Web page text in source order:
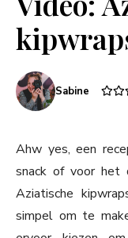
Sabine
Ahw yes, een
snack of voor het
Aziatische
simpel om te